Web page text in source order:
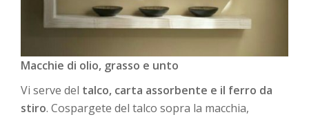
Macchie di olio, grasso e unto
Vi serve del talco, carta assorbente e il ferro da
stiro. Cospargete del talco sopra la macchia,